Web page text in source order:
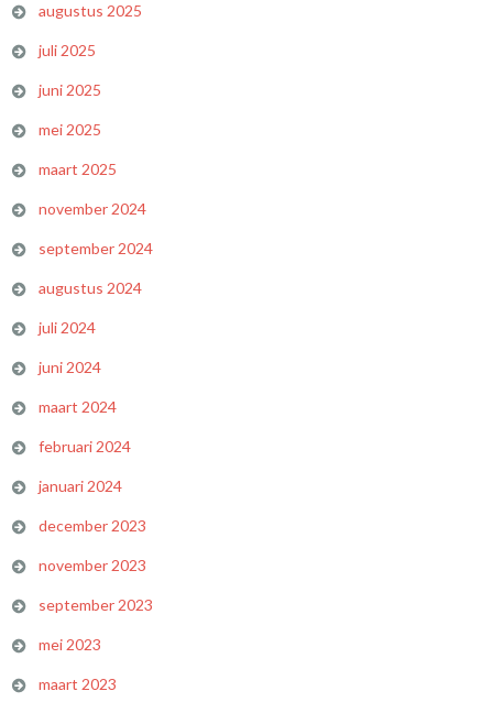
augustus 2025
juli 2025
juni 2025
mei 2025
maart 2025
november 2024
september 2024
augustus 2024
juli 2024
juni 2024
maart 2024
februari 2024
januari 2024
december 2023
november 2023
september 2023
mei 2023
maart 2023